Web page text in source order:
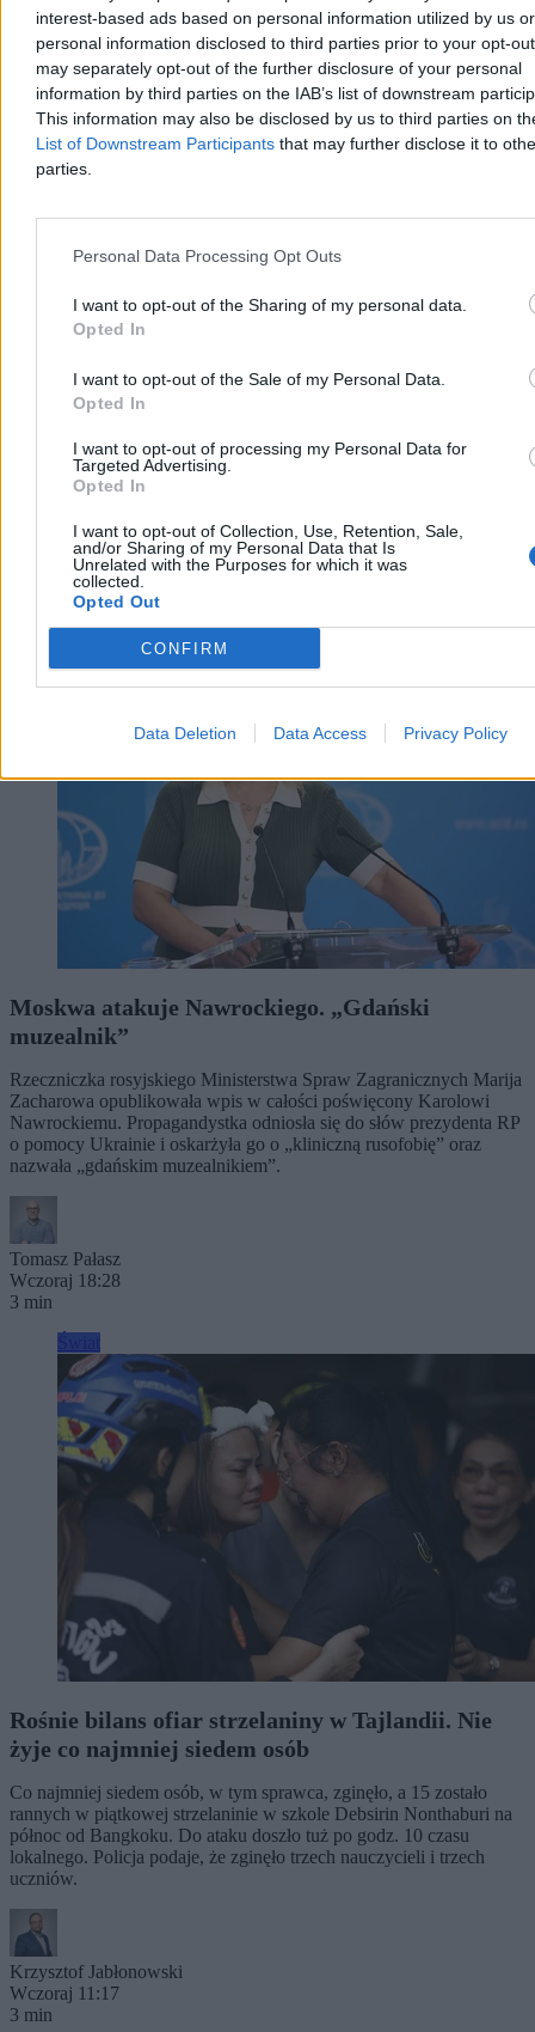
interest-based ads based on personal information utilized by us or
personal information disclosed to third parties prior to your opt-
may separately opt-out of the further disclosure of your personal
information by third parties on the IAB’s list of downstream
This information may also be disclosed by us to third parties on
List of Downstream Participants that may further disclose it to
parties.
Personal Data Processing Opt Outs
I want to opt-out of the Sharing of my personal data.
Opted In
I want to opt-out of the Sale of my Personal Data.
Opted In
I want to opt-out of processing my Personal Data for
Targeted Advertising.
Opted In
I want to opt-out of Collection, Use, Retention, Sale,
and/or Sharing of my Personal Data that Is
Unrelated with the Purposes for which it was
collected.
Opted Out
CONFIRM
Data Deletion Data Access Privacy Policy
Katarzyna Niewiadoma-Phinney (Canyon-SRAM) wygrała 7. etap
Tour de France Kobiet, kończący się na szczycie Mont Ventoux, i
została nową liderką klasyfikacji generalnej. To jej pierwsze
etapowe zwycięstwo od 2019 r. Ósma na etapie była Dominika
Włodarczyk (UAE Team ADQ), tracąc 3 minuty i 26 sekund.
Wczoraj 19:27
Reklama
Świat
Moskwa atakuje Nawrockiego. „Gdański
muzealnik”
Rzeczniczka rosyjskiego Ministerstwa Spraw Zagranicznych Marija
Zacharowa opublikowała wpis w całości poświęcony Karolowi
Nawrockiemu. Propagandystka odniosła się do słów prezydenta RP
o pomocy Ukrainie i oskarżyła go o „kliniczną rusofobię” oraz
nazwała „gdańskim muzealnikiem”.
Tomasz Pałasz
Wczoraj 18:28
3 min
Rośnie bilans ofiar strzelaniny w Tajlandii. Nie
żyje co najmniej siedem osób
Co najmniej siedem osób, w tym sprawca, zginęło, a 15 zostało
rannych w piątkowej strzelaninie w szkole Debsirin Nonthaburi na
północ od Bangkoku. Do ataku doszło tuż po godz. 10 czasu
lokalnego. Policja podaje, że zginęło trzech nauczycieli i trzech
uczniów.
Krzysztof Jabłonowski
Wczoraj 11:17
3 min